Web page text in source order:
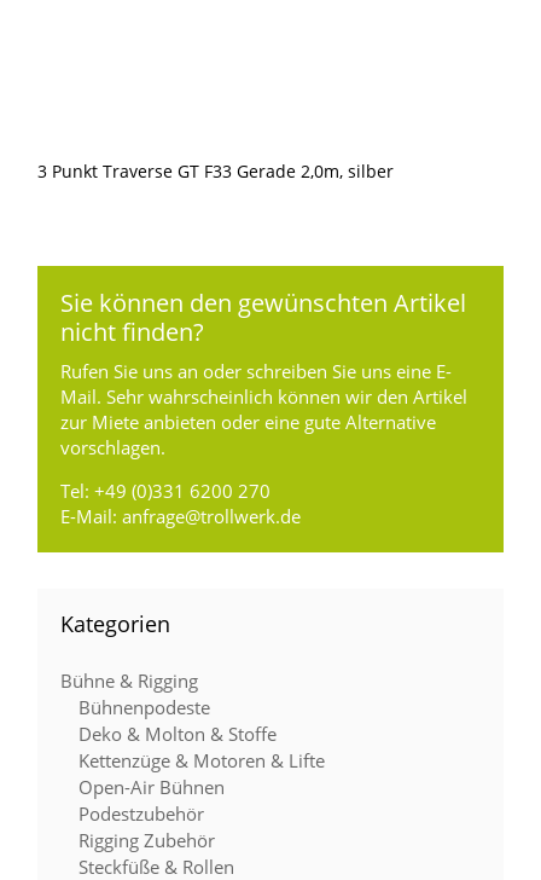
3 Punkt Traverse GT F33 Gerade 2,0m, silber
Sie können den gewünschten Artikel
nicht finden?
Rufen Sie uns an oder schreiben Sie uns eine E-
Mail. Sehr wahrscheinlich können wir den Artikel
zur Miete anbieten oder eine gute Alternative
vorschlagen.
Tel:+49 (0)331 6200 270
E-Mail:anfrage@trollwerk.de
Kategorien
Bühne & Rigging
Bühnenpodeste
Deko & Molton & Stoffe
Kettenzüge & Motoren & Lifte
Open-Air Bühnen
Podestzubehör
Rigging Zubehör
Steckfüße & Rollen